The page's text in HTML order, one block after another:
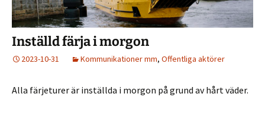
Inställd färja i morgon
2023-10-31 Kommunikationer mm, Offentliga aktörer
Alla färjeturer är inställda i morgon på grund av hårt väder.